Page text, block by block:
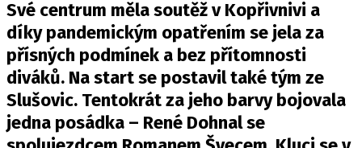
OSTATNÍ
TISKOVKY
ROZHOVORY
DAKAR
Z DOMOVA
Své centrum měla soutěž v Kopřivnivi a
díky pandemickým opatřením se jela za
přísných podmínek a bez přítomnosti
diváků. Na start se postavil také tým ze
Slušovic. Tentokrát za jeho barvy bojovala
jedna posádka – René Dohnal se